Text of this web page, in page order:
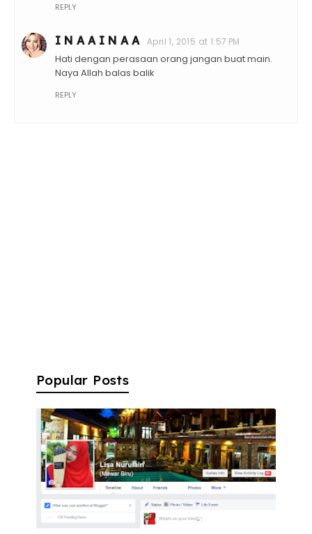
REPLY
I N A A I N A A April 1, 2015 at 1:57 PM
Hati dengan perasaan orang jangan buat main.
Naya Allah balas balik
REPLY
Popular Posts